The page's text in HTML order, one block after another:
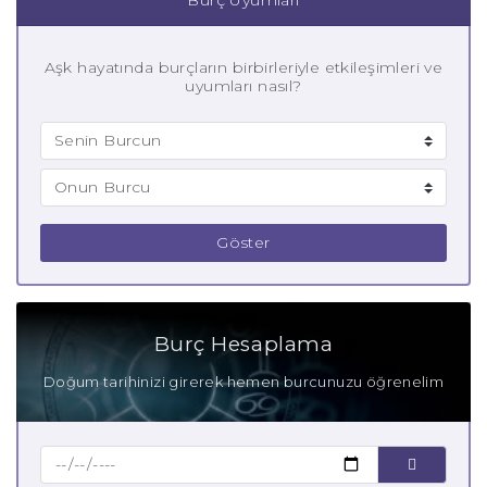
Aşk hayatında burçların birbirleriyle etkileşimleri ve
uyumları nasıl?
Göster
Burç Hesaplama
Doğum tarihinizi girerek hemen burcunuzu öğrenelim